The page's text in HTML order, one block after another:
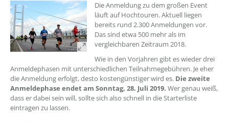
Die Anmeldung zu dem großen Event
läuft auf Hochtouren. Aktuell liegen
bereits rund 2.300 Anmeldungen vor.
Das sind etwa 500 mehr als im
vergleichbaren Zeitraum 2018.
Wie in den Vorjahren gibt es wieder drei
Anmeldephasen mit unterschiedlichen Teilnahmegebühren. Je eher
die Anmeldung erfolgt, desto kostengünstiger wird es. Die zweite
Anmeldephase endet am Sonntag, 28. Juli 2019. Wer genau weiß,
dass er dabei sein will, sollte sich also schnell in die Starterliste
eintragen zu lassen.